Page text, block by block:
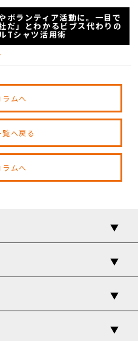
ボランティア活動に。一目で
だ」とわかるビブス代わりの
Tシャツ活用術
ラムへ
へ戻る
ムへ